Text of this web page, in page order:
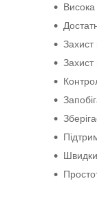
Висока
Захист
Захист